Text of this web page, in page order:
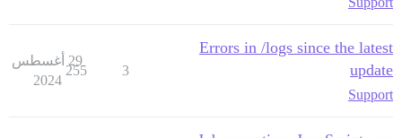
Errors in /logs since the latest
update
Support
3
255
29 أغسطس
2024